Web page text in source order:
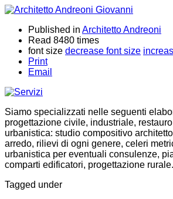
Published in Architetto Andreoni
Read 8480 times
font size decrease font size
Print
Email
Siamo specializzati nelle seguenti
progettazione civile, industriale,
urbanistica: studio compositivo
arredo, rilievi di ogni genere, celeri
urbanistica per eventuali consulenze,
comparti edificatori, progettazione rurale.
Tagged under